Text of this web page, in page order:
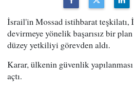
İsrail'in Mossad istihbarat
devirmeye yönelik başarısız bir
düzey yetkiliyi görevden aldı.
Karar, ülkenin güvenlik
açtı.